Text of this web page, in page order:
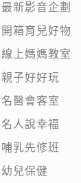
最新影音企劃
開箱育兒好物
線上媽媽教室
親子好好玩
名醫會客室
名人說幸福
哺乳先修班
幼兒保健